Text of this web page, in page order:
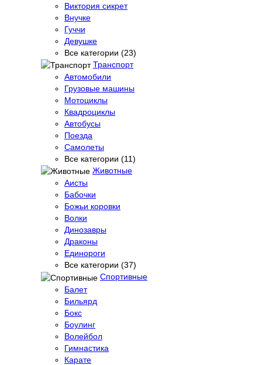
Виктория сикрет
Внучке
Гуччи
Девушке
Все категории (23)
Транспорт
Автомобили
Грузовые машины
Мотоциклы
Квадроциклы
Автобусы
Поезда
Самолеты
Все категории (11)
Животные
Аисты
Бабочки
Божьи коровки
Волки
Динозавры
Драконы
Единороги
Все категории (37)
Спортивные
Балет
Бильярд
Бокс
Боулинг
Волейбол
Гимнастика
Карате